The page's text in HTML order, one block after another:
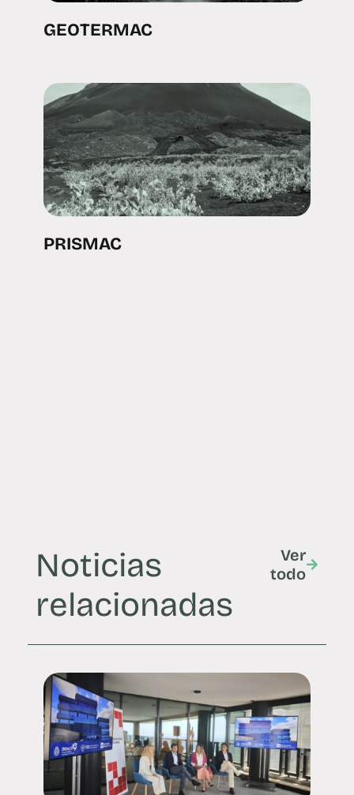
GEOTERMAC
PRISMAC
Noticias
relacionadas
Ver
todo